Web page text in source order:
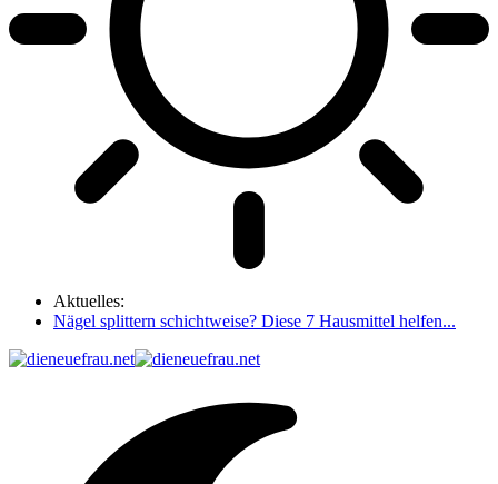
Aktuelles:
Nägel splittern schichtweise? Diese 7 Hausmittel helfen...